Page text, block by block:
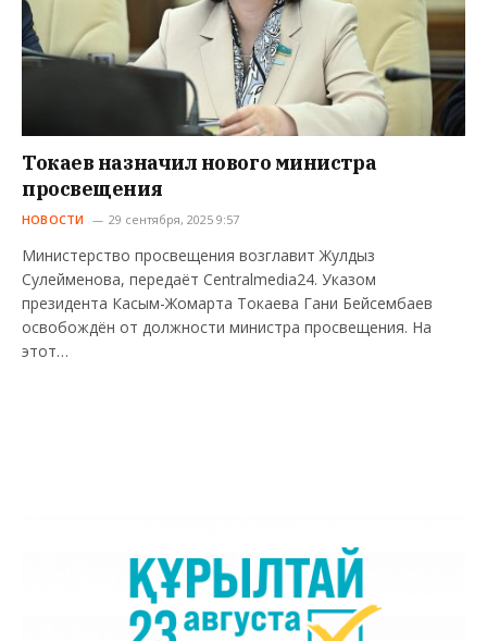
Токаев назначил нового министра
просвещения
НОВОСТИ 29 сентября, 2025 9:57
Министерство просвещения возглавит Жулдыз
Сулейменова, передаёт Centralmedia24. Указом
президента Касым-Жомарта Токаева Гани Бейсембаев
освобождён от должности министра просвещения. На
этот…